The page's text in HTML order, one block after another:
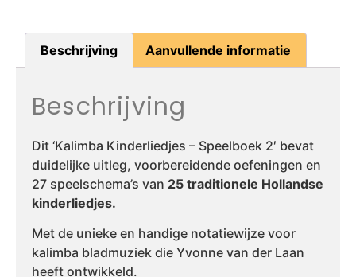
Beschrijving Aanvullende informatie
Beschrijving
Dit ‘Kalimba Kinderliedjes – Speelboek 2′ bevat
duidelijke uitleg, voorbereidende oefeningen en
27 speelschema’s van 25 traditionele Hollandse
kinderliedjes.
Met de unieke en handige notatiewijze voor
kalimba bladmuziek die Yvonne van der Laan
heeft ontwikkeld.